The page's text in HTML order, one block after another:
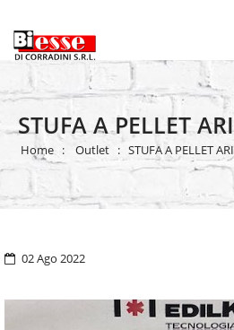
STUFA A PELLET
Home Outlet STUFA A PELLET
02 Ago 2022